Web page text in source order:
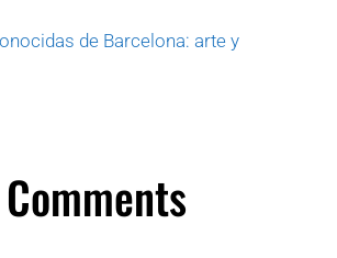
de Barcelona: arte y